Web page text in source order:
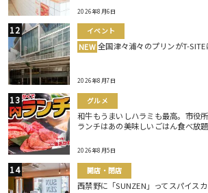
2026年8月6日
イベント
NEW 全国津々浦々のプリンがT-SITE
2026年8月7日
グルメ
和牛もうまいしハラミも最高。市役
ランチはあの美味しいごはん食べ放
2026年8月5日
開店・閉店
西禁野に「SUNZEN」ってスパイス